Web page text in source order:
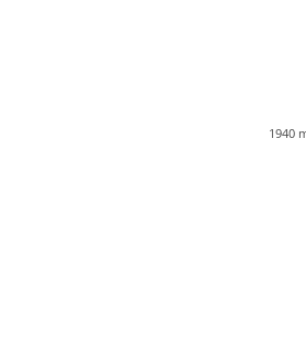
1940